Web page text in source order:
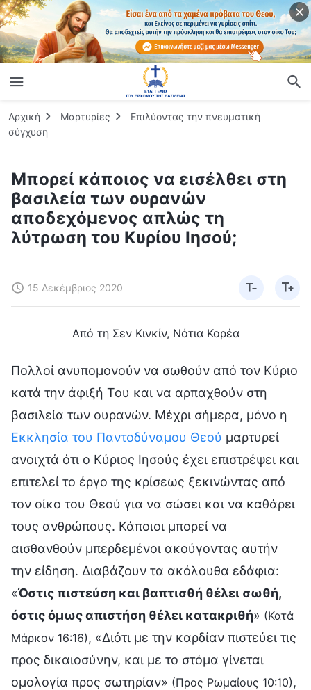
Αρχική Μαρτυρίες
Επιλύοντας την πνευματική
σύγχυση
Μπορεί κάποιος να εισέλθει στη
βασιλεία των ουρανών
αποδεχόμενος απλώς τη
λύτρωση του Κυρίου Ιησού;
15 Δεκέμβριος 2020
Από τη Σεν Κινκίν, Νότια Κορέα
Πολλοί ανυπομονούν να σωθούν από τον Κύριο
κατά την άφιξή Του και να αρπαχθούν στη
βασιλεία των ουρανών. Μέχρι σήμερα, μόνο η
Εκκλησία του Παντοδύναμου Θεού μαρτυρεί
ανοιχτά ότι ο Κύριος Ιησούς έχει επιστρέψει και
επιτελεί το έργο της κρίσεως ξεκινώντας από
τον οίκο του Θεού για να σώσει και να καθάρει
τους ανθρώπους. Κάποιοι μπορεί να
αισθανθούν μπερδεμένοι ακούγοντας αυτήν
την είδηση. Διαβάζουν τα ακόλουθα εδάφια:
«Όστις πιστεύση και βαπτισθή θέλει σωθή,
όστις όμως απιστήση θέλει κατακριθή» (Κατά
Μάρκον 16:16) , «Διότι με την καρδίαν πιστεύει τις
προς δικαιοσύνην, και με το στόμα γίνεται
ομολογία προς σωτηρίαν» (Προς Ρωμαίους 10:10) ,